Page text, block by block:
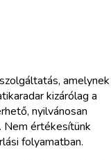
amelynek
kizárólag a
nyilvánosan
Nem értékesítünk
folyamatban.